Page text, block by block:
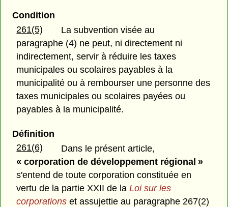
Condition
261(5)
La subvention visée au
paragraphe (4) ne peut, ni directement ni
indirectement, servir à réduire les taxes
municipales ou scolaires payables à la
municipalité ou à rembourser une personne des
taxes municipales ou scolaires payées ou
payables à la municipalité.
Définition
261(6)
Dans le présent article,
« corporation de développement régional »
s'entend de toute corporation constituée en
vertu de la partie XXII de laLoi sur les
corporationset assujettie au paragraphe 267(2)